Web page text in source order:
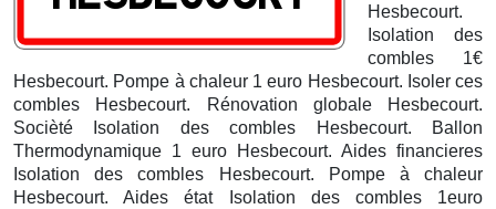
Hesbecourt.
Isolation des
combles 1€
Hesbecourt. Pompe à chaleur 1 euro Hesbecourt. Isoler ces
combles Hesbecourt. Rénovation globale Hesbecourt.
Socièté Isolation des combles Hesbecourt.
Ballon
Thermodynamique 1 euro Hesbecourt. Aides financieres
Isolation des combles Hesbecourt. Pompe à chaleur
Hesbecourt. Aides état Isolation des combles 1euro